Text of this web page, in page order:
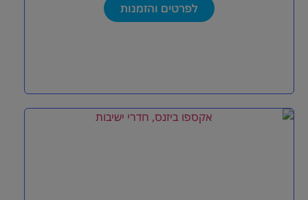
לפרטים והזמנות